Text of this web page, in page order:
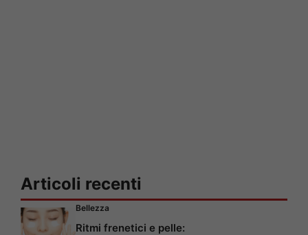
Articoli recenti
Bellezza
Ritmi frenetici e pelle: